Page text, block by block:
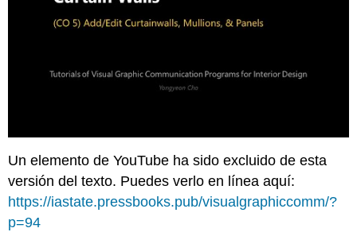
Un elemento de YouTube ha sido excluido de esta
versión del texto. Puedes verlo en línea aquí:
https://iastate.pressbooks.pub/visualgraphiccomm/?
p=94